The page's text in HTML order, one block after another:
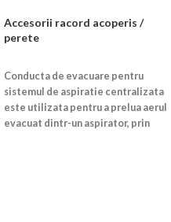
Accesorii racord acoperis /
perete
Conducta de evacuare pentru
sistemul de aspiratie centralizata
este utilizata pentru a prelua aerul
evacuat dintr-un aspirator, prin